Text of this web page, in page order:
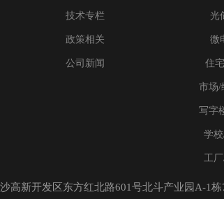
技术专栏
政策相关
公司新闻
光
微
住
市场/
写字
学
工
高新开发区东方红北路601号北斗产业园A-1